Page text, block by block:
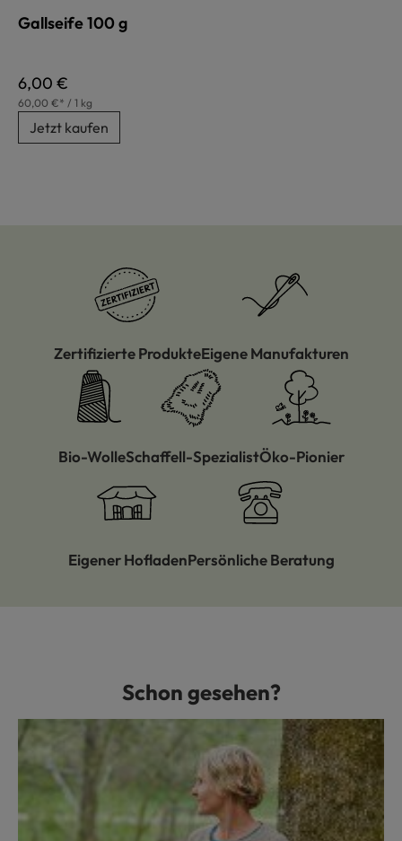
Gallseife 100 g
Regulärer Preis:
6,00 €
60,00 €* / 1 kg
Jetzt kaufen
Zertifizierte ProdukteEigene Manufakturen
Bio-WolleSchaffell-SpezialistÖko-Pionier
Eigener HofladenPersönliche Beratung
Produktgalerie überspringenSchon gesehen?